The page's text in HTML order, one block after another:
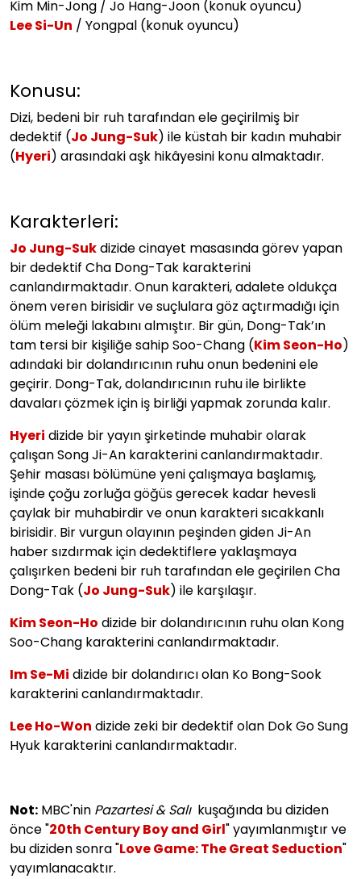
Kim Min-Jong / Jo Hang-Joon (konuk oyuncu)
Lee Si-Un / Yongpal (konuk oyuncu)
Konusu:
Dizi, bedeni bir ruh tarafından ele geçirilmiş bir
dedektif (Jo Jung-Suk) ile küstah bir kadın muhabir
(Hyeri) arasındaki aşk hikâyesini konu almaktadır.
Karakterleri:
Jo Jung-Sukdizide cinayet masasında görev yapan
bir dedektif Cha Dong-Tak karakterini
canlandırmaktadır. Onun karakteri, adalete oldukça
önem veren birisidir ve suçlulara göz açtırmadığı için
ölüm meleği lakabını almıştır. Bir gün, Dong-Tak’ın
tam tersi bir kişiliğe sahip Soo-Chang (Kim Seon-Ho)
adındaki bir dolandırıcının ruhu onun bedenini ele
geçirir. Dong-Tak, dolandırıcının ruhu ile birlikte
davaları çözmek için iş birliği yapmak zorunda kalır.
Hyeri dizide bir yayın şirketinde muhabir olarak
çalışan Song Ji-An karakterini canlandırmaktadır.
Şehir masası bölümüne yeni çalışmaya başlamış,
işinde çoğu zorluğa göğüs gerecek kadar hevesli
çaylak bir muhabirdir ve onun karakteri sıcakkanlı
birisidir. Bir vurgun olayının peşinden giden Ji-An
haber sızdırmak için dedektiflere yaklaşmaya
çalışırken bedeni bir ruh tarafından ele geçirilen Cha
Dong-Tak (Jo Jung-Suk) ile karşılaşır.
Kim Seon-Ho dizide bir dolandırıcının ruhu olan Kong
Soo-Chang karakterini canlandırmaktadır.
Im Se-Mi dizide bir dolandırıcı olan Ko Bong-Sook
karakterini canlandırmaktadır.
Lee Ho-Won dizide zeki bir dedektif olan Dok Go Sung
Hyuk karakterini canlandırmaktadır.
Not: MBC'nin Pazartesi & Salıkuşağında bu diziden
önce "20th Century Boy and Girl" yayımlanmıştır ve
bu diziden sonra "Love Game: The Great Seduction"
yayımlanacaktır.